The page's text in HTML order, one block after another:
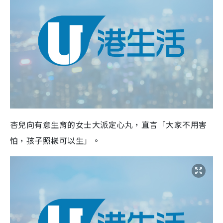
杏兒向有意生育的女士大派定心丸，直言「大家不用害
怕，孩子照樣可以生」。